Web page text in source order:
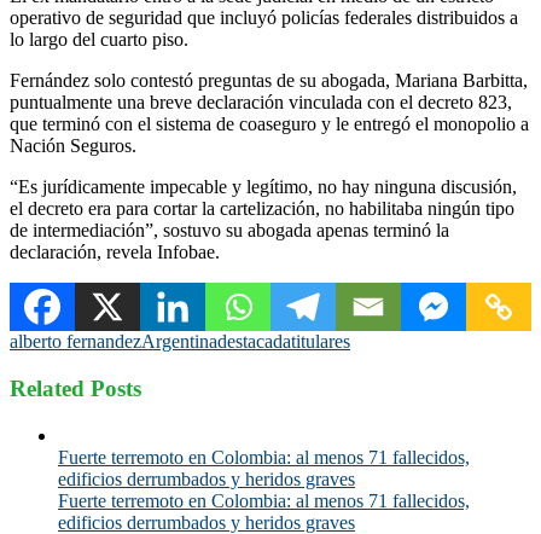
operativo de seguridad que incluyó policías federales distribuidos a
lo largo del cuarto piso.
Fernández solo contestó preguntas de su abogada, Mariana Barbitta,
puntualmente una breve declaración vinculada con el decreto 823,
que terminó con el sistema de coaseguro y le entregó el monopolio a
Nación Seguros.
“Es jurídicamente impecable y legítimo, no hay ninguna discusión,
el decreto era para cortar la cartelización, no habilitaba ningún tipo
de intermediación”, sostuvo su abogada apenas terminó la
declaración, revela Infobae.
alberto fernandezArgentinadestacadatitulares
Related Posts
Fuerte terremoto en Colombia: al menos 71 fallecidos,
edificios derrumbados y heridos graves
Fuerte terremoto en Colombia: al menos 71 fallecidos,
edificios derrumbados y heridos graves